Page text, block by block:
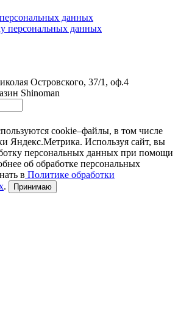
данных
персональных данных
Островского, 37/1, оф.4
Shinoman
cookie–файлы, в том числе
Яндекс.Метрика. Используя сайт, вы
персональных данных при помощи
об обработке персональных
в Политике обработки
. Принимаю